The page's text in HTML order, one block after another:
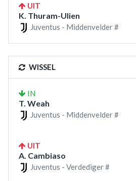
UIT
K. Thuram-Ulien
Juventus - Middenvelder #
WISSEL
IN
T. Weah
Juventus - Middenvelder #
UIT
A. Cambiaso
Juventus - Verdediger #